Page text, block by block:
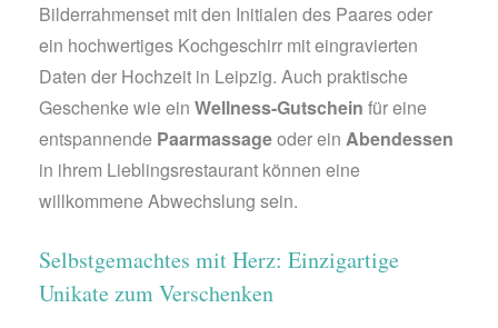
Bilderrahmenset mit den Initialen des Paares oder
ein hochwertiges Kochgeschirr mit eingravierten
Daten der Hochzeit in Leipzig. Auch praktische
Geschenke wie ein Wellness-Gutschein für eine
entspannende Paarmassageoder ein Abendessen
in ihrem Lieblingsrestaurant können eine
willkommene Abwechslung sein.
Selbstgemachtes mit Herz: Einzigartige
Unikate zum Verschenken